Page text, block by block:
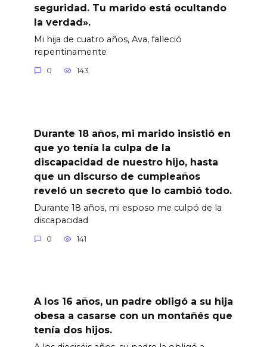
seguridad. Tu marido está ocultando
la verdad».
Mi hija de cuatro años, Ava, falleció
repentinamente
0 143
Durante 18 años, mi marido insistió en
que yo tenía la culpa de la
discapacidad de nuestro hijo, hasta
que un discurso de cumpleaños
reveló un secreto que lo cambió todo.
Durante 18 años, mi esposo me culpó de la
discapacidad
0 141
A los 16 años, un padre obligó a su hija
obesa a casarse con un montañés que
tenía dos hijos.